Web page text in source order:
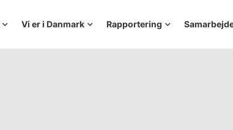
Vi er i Danmark Rapportering